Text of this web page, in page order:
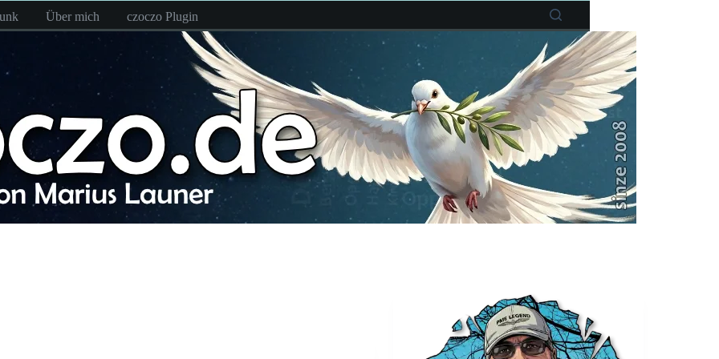
Über mich czoczo Plugin